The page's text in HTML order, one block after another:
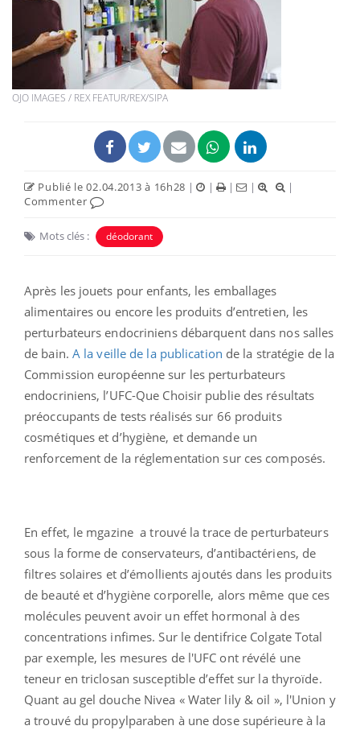
OJO IMAGES / REX FEATUR/REX/SIPA
Publié le 02.04.2013 à 16h28 | | | |
|
Commenter
Mots clés : déodorant
Après les jouets pour enfants, les emballages
alimentaires ou encore les produits d’entretien, les
perturbateurs endocriniens débarquent dans nos salles
de bain. A la veille de la publication de la stratégie de la
Commission européenne sur les perturbateurs
endocriniens, l’UFC-Que Choisir publie des résultats
préoccupants de tests réalisés sur 66 produits
cosmétiques et d’hygiène, et demande un
renforcement de la réglementation sur ces composés.
En effet, le mgazine a trouvé la trace de perturbateurs
sous la forme de conservateurs, d’antibactériens, de
filtres solaires et d’émollients ajoutés dans les produits
de beauté et d’hygiène corporelle, alors même que ces
molécules peuvent avoir un effet hormonal à des
concentrations infimes. Sur le dentifrice Colgate Total
par exemple, les mesures de l'UFC ont révélé une
teneur en triclosan susceptible d’effet sur la thyroïde.
Quant au gel douche Nivea « Water lily & oil », l'Union y
a trouvé du propylparaben à une dose supérieure à la